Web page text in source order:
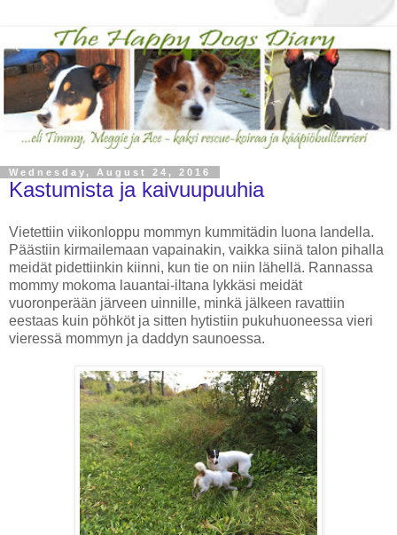
Wednesday, August 24, 2016
Kastumista ja kaivuupuuhia
Vietettiin viikonloppu mommyn kummitädin luona landella.
Päästiin kirmailemaan vapainakin, vaikka siinä talon pihalla
meidät pidettiinkin kiinni, kun tie on niin lähellä. Rannassa
mommy mokoma lauantai-iltana lykkäsi meidät
vuoronperään järveen uinnille, minkä jälkeen ravattiin
eestaas kuin pöhköt ja sitten hytistiin pukuhuoneessa vieri
vieressä mommyn ja daddyn saunoessa.